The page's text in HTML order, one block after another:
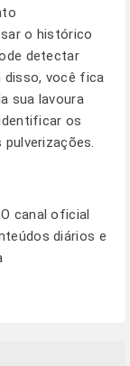
o histórico
detectar
disso, você fica
sua lavoura
os
canal oficial
diários e